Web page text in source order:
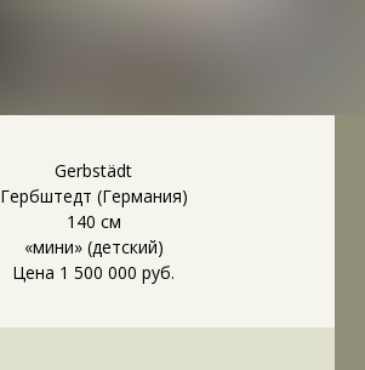
Gerbstädt
Гербштедт (Германия)
140 см
«мини» (детский)
Цена 1 500 000 руб.